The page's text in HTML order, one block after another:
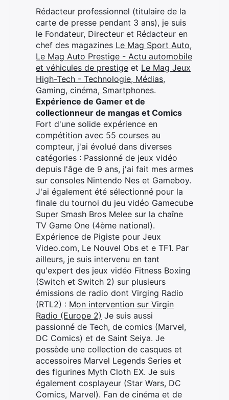
Rédacteur professionnel (titulaire de la
carte de presse pendant 3 ans), je suis
le Fondateur, Directeur et Rédacteur en
chef des magazines Le Mag Sport Auto,
Le Mag Auto Prestige - Actu automobile
et véhicules de prestige et Le Mag Jeux
High-Tech - Technologie, Médias,
Gaming, cinéma, Smartphones.
Expérience de Gamer et de
collectionneur de mangas et Comics
Fort d'une solide expérience en
compétition avec 55 courses au
compteur, j'ai évolué dans diverses
catégories : Passionné de jeux vidéo
depuis l'âge de 9 ans, j'ai fait mes armes
sur consoles Nintendo Nes et Gameboy.
J'ai également été sélectionné pour la
finale du tournoi du jeu vidéo Gamecube
Super Smash Bros Melee sur la chaîne
TV Game One (4ème national).
Expérience de Pigiste pour Jeux
Video.com, Le Nouvel Obs et e TF1. Par
ailleurs, je suis intervenu en tant
qu'expert des jeux vidéo Fitness Boxing
(Switch et Switch 2) sur plusieurs
émissions de radio dont Virging Radio
(RTL2) : Mon intervention sur Virgin
Radio (Europe 2) Je suis aussi
passionné de Tech, de comics (Marvel,
DC Comics) et de Saint Seiya. Je
possède une collection de casques et
accessoires Marvel Legends Series et
des figurines Myth Cloth EX. Je suis
également cosplayeur (Star Wars, DC
Comics, Marvel). Fan de cinéma et de
Rechercher